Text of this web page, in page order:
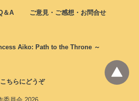
＆A ご意見・ご感想・お問合せ
Aiko: Path to the Throne ～
ちらにどうぞ